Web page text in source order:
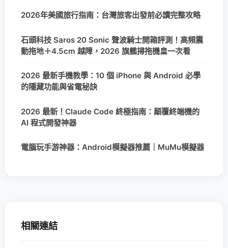
2026年美國旅行指南：台灣旅客出發前必讀完整攻略
石頭科技 Saros 20 Sonic 聲波騎士開箱評測！高頻震
動拖地＋4.5cm 越障，2026 旗艦掃拖機皇一次看
2026 最新手機教學：10 個 iPhone 與 Android 必學
的隱藏功能與省電秘訣
2026 最新！Claude Code 終極指南：顛覆終端機的
AI 程式開發神器
電腦玩手游神器：Android模擬器推薦｜MuMu模擬器
相關連結